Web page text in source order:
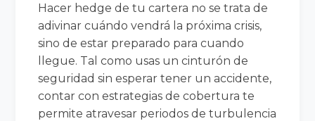
Hacer hedge de tu cartera no se trata de
adivinar cuándo vendrá la próxima crisis,
sino de estar preparado para cuando
llegue. Tal como usas un cinturón de
seguridad sin esperar tener un accidente,
contar con estrategias de cobertura te
permite atravesar periodos de turbulencia